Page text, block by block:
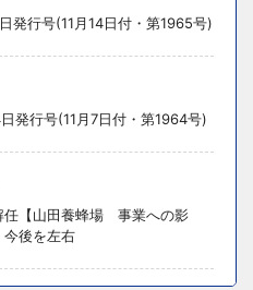
発行号(11月14日付・第1965号)
発行号(11月7日付・第1964号)
任【山田養蜂場 事業への影
後を左右